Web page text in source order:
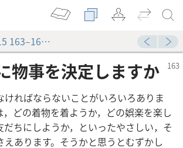
163–164ページ
物事を決定しますか
ければならないことがいろいろありま
，どの着物を着ようか，どの娯楽を楽し
だちにしようか，といったやさしい，そ
えあります。そうかと思うとむずかし